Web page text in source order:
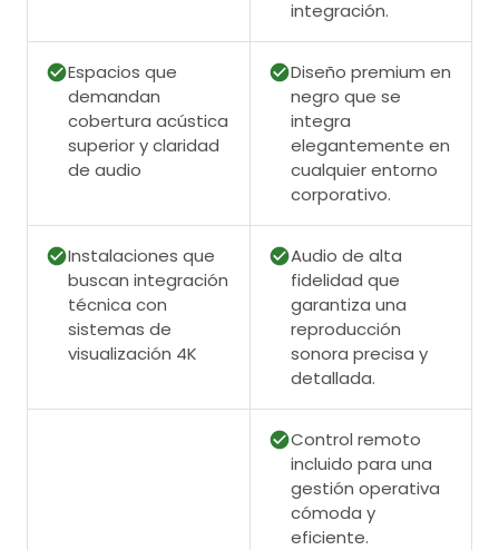
integración.
Espacios que
demandan
cobertura acústica
superior y claridad
de audio
Diseño premium en
negro que se
integra
elegantemente en
cualquier entorno
corporativo.
Instalaciones que
buscan integración
técnica con
sistemas de
visualización 4K
Audio de alta
fidelidad que
garantiza una
reproducción
sonora precisa y
detallada.
Control remoto
incluido para una
gestión operativa
cómoda y
eficiente.